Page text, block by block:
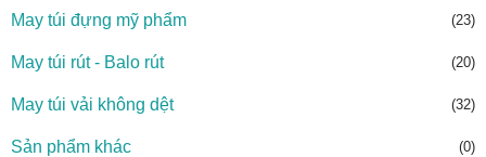
May túi đựng mỹ phẩm (23)
May túi rút - Balo rút (20)
May túi vải không dệt (32)
Sản phẩm khác (0)